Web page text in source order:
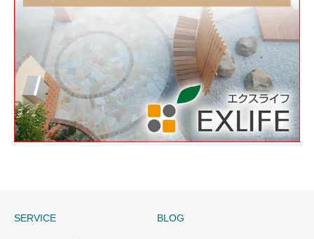
SERVICE BLOG